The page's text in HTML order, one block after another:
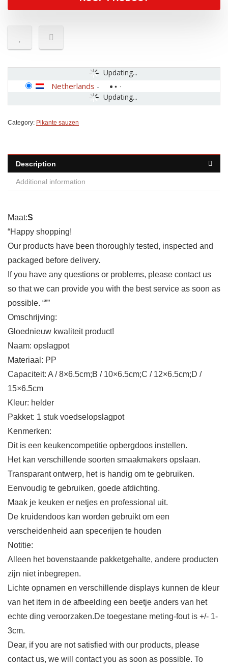
Updating...
Updating...
Netherlands -
Category: Pikante sauzen
Description
Additional information
Maat:S
“Happy shopping!
Our products have been thoroughly tested, inspected and
packaged before delivery.
If you have any questions or problems, please contact us
so that we can provide you with the best service as soon as
possible. “””
Omschrijving:
Gloednieuw kwaliteit product!
Naam: opslagpot
Materiaal: PP
Capaciteit: A / 8×6.5cm;B / 10×6.5cm;C / 12×6.5cm;D /
15×6.5cm
Kleur: helder
Pakket: 1 stuk voedselopslagpot
Kenmerken:
Dit is een keukencompetitie opbergdoos instellen.
Het kan verschillende soorten smaakmakers opslaan.
Transparant ontwerp, het is handig om te gebruiken.
Eenvoudig te gebruiken, goede afdichting.
Maak je keuken er netjes en professional uit.
De kruidendoos kan worden gebruikt om een ​​
verscheidenheid aan specerijen te houden
Notitie:
Alleen het bovenstaande pakketgehalte, andere producten
zijn niet inbegrepen.
Lichte opnamen en verschillende displays kunnen de kleur
van het item in de afbeelding een beetje anders van het
echte ding veroorzaken.De toegestane meting-fout is +/- 1-
3cm.
Dear, if you are not satisfied with our products, please
contact us, we will contact you as soon as possible. To